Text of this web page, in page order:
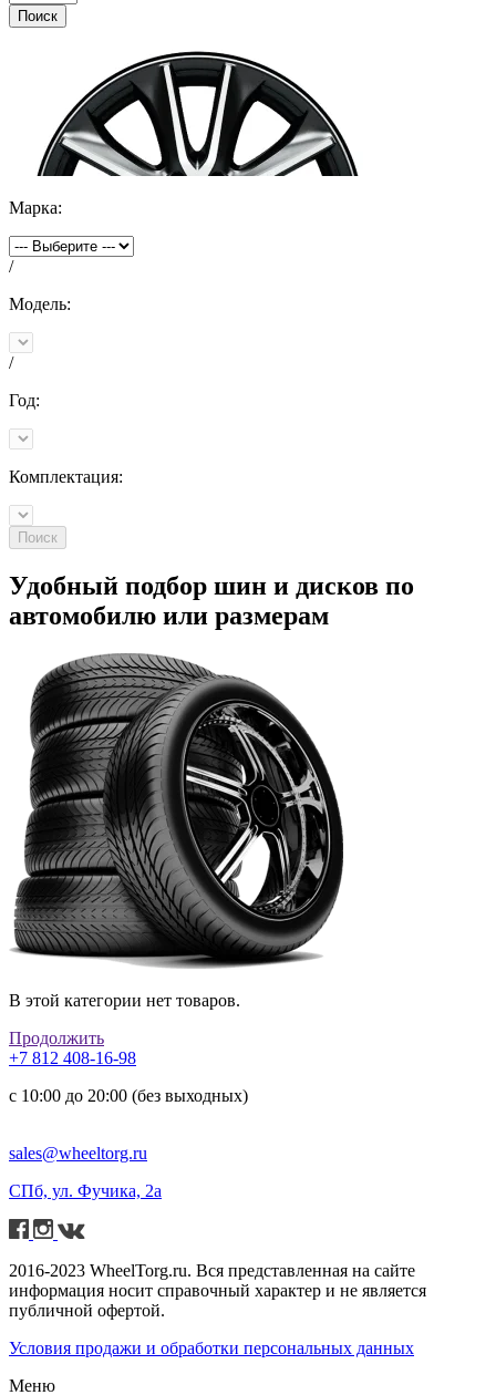
Поиск
Марка:
/
Модель:
/
Год:
Комплектация:
Поиск
Удобный подбор шин и дисков по
автомобилю или размерам
В этой категории нет товаров.
Продолжить
+7 812 408-16-98
с 10:00 до 20:00 (без выходных)
sales@wheeltorg.ru
СПб, ул. Фучика, 2а
2016-2023 WheelTorg.ru. Вся представленная на сайте
информация носит справочный характер и не является
публичной офертой.
Условия продажи и обработки персональных данных
Меню